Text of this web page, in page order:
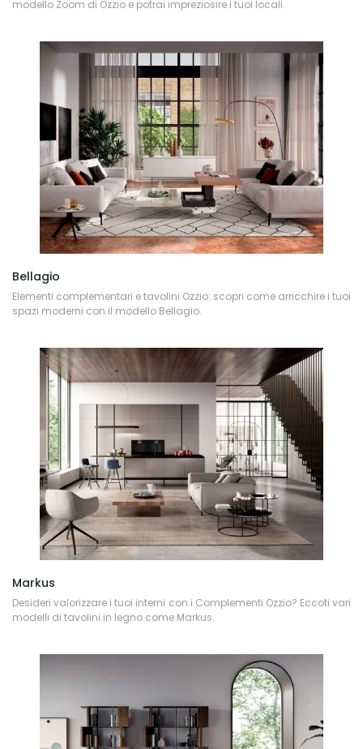
modello Zoom di Ozzio e potrai impreziosire i tuoi locali.
Bellagio
Elementi complementari e tavolini Ozzio: scopri come arricchire i tuoi
spazi moderni con il modello Bellagio.
Markus
Desideri valorizzare i tuoi interni con i Complementi Ozzio? Eccoti vari
modelli di tavolini in legno come Markus.